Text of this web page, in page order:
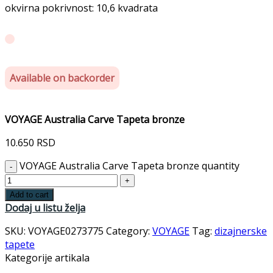
okvirna pokrivnost: 10,6 kvadrata
Available on backorder
VOYAGE Australia Carve Tapeta bronze
10.650 RSD
VOYAGE Australia Carve Tapeta bronze quantity
Add to cart
Dodaj u listu želja
SKU: VOYAGE0273775 Category: VOYAGE Tag: dizajnerske
tapete
Kategorije artikala